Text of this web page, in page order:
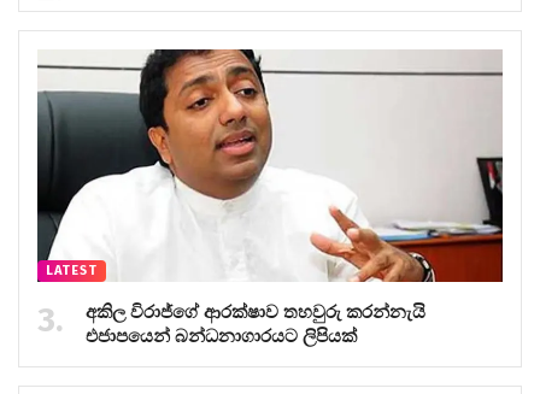
LATEST
අකිල විරාජ්ගේ ආරක්ෂාව තහවුරු කරන්නැයි
එජාපයෙන් බන්ධනාගාරයට ලිපියක්